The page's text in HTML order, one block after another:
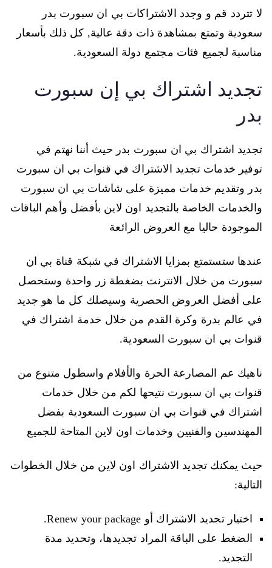
لا تتردد قم و وجدد الاشتراكات بي ان سبورت بدر
سعودية وتمتع بمشاهدة ذات دقة عالية, كل ذلك بأسعار
مناسبة لجميع فئات مجتمع دولة السعودية.
تجديد اشتراك بي إن سبورت
بدر
تجديد اشتراك بي ان سبورت بدر حيث أننا نهتم في
توفير خدمات تجديد الاشتراك في قنوات بي ان سبورت
بدر وتقديم خدمات مميزة على شاشات بي ان سبورت
والخدمات الخاصة بالتجديد اون لاين بأفضل وأهم الباقات
الموجودة حاليا مع العروض الرائعة
عندها ستستمتع بمزايا الاشتراك في شبكة قناة بي ان
سبورت من خلال الانترنت بضغطة زر واحدة وستحصل
على أفضل العروض الحصرية وسيصلك كل ما هو جديد
في عالم بدرة وكرة القدم من خلال خدمة اشتراك في
قنوات بي ان سبورت السعودية.
ناهيك عم المصارعة الحرة والأفلام واسطول متنوع من
قنوات بي ان سبورت نتيحها لكم من خلال خدمات
اشتراك في قنوات بي ان سبورت السعودية بفضل
المهندسين والفنيين وخدمات اون لاين المتاحة للجميع
حيث يمكنك تجديد الاشتراك اون لاين من خلال الخطوات
التالية:
اختيار تجديد الاشتراك أو Renew your package.
الضغط على الباقة المراد تجديدها، وتحديد مدة
التجديد.